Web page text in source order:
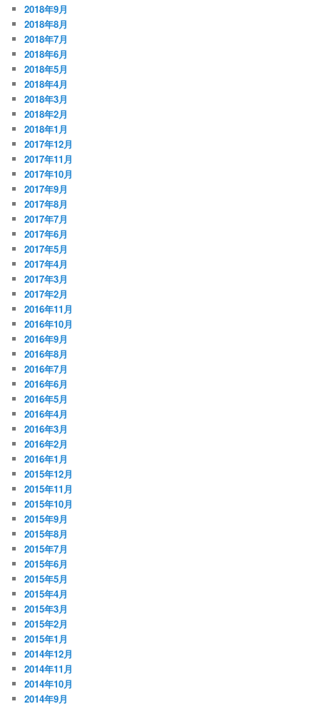
2018年9月
2018年8月
2018年7月
2018年6月
2018年5月
2018年4月
2018年3月
2018年2月
2018年1月
2017年12月
2017年11月
2017年10月
2017年9月
2017年8月
2017年7月
2017年6月
2017年5月
2017年4月
2017年3月
2017年2月
2016年11月
2016年10月
2016年9月
2016年8月
2016年7月
2016年6月
2016年5月
2016年4月
2016年3月
2016年2月
2016年1月
2015年12月
2015年11月
2015年10月
2015年9月
2015年8月
2015年7月
2015年6月
2015年5月
2015年4月
2015年3月
2015年2月
2015年1月
2014年12月
2014年11月
2014年10月
2014年9月